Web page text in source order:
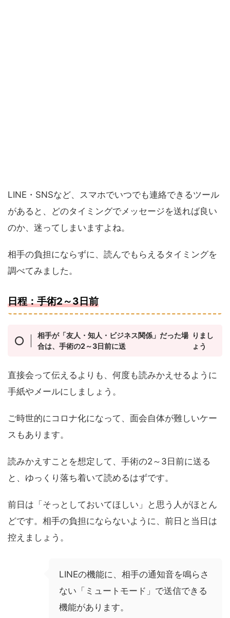
LINE・SNSなど、スマホでいつでも連絡できるツール
があると、どのタイミングでメッセージを送れば良い
のか、迷ってしまいますよね。
相手の負担にならずに、読んでもらえるタイミングを
調べてみました。
日程：手術2～3日前
相手が「友人・知人・ビジネス関係」だった場
合は、手術の2～3日前に送
りまし
ょう
直接会って伝えるよりも、何度も読みかえせるように
手紙やメールにしましょう。
ご時世的にコロナ化になって、面会自体が難しいケー
スもあります。
読みかえすことを想定して、手術の2～3日前に送る
と、ゆっくり落ち着いて読めるはずです。
前日は「そっとしておいてほしい」と思う人がほとん
どです。相手の負担にならないように、前日と当日は
控えましょう。
LINEの機能に、相手の通知音を鳴らさ
ない「ミュートモード」で送信できる
機能があります。